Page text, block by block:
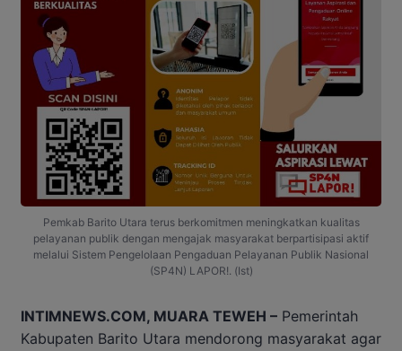
Pemkab Barito Utara terus berkomitmen meningkatkan kualitas
pelayanan publik dengan mengajak masyarakat berpartisipasi aktif
melalui Sistem Pengelolaan Pengaduan Pelayanan Publik Nasional
(SP4N) LAPOR!. (Ist)
INTIMNEWS.COM, MUARA TEWEH – Pemerintah
Kabupaten Barito Utara mendorong masyarakat agar